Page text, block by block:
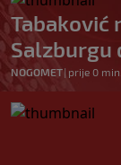
Tabaković
Salzburgu
NOGOMET| prije 0 min.